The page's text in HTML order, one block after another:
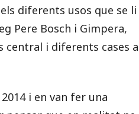
diferents usos que se li
Pere Bosch i Gimpera,
central i diferents cases a
i en van fer una